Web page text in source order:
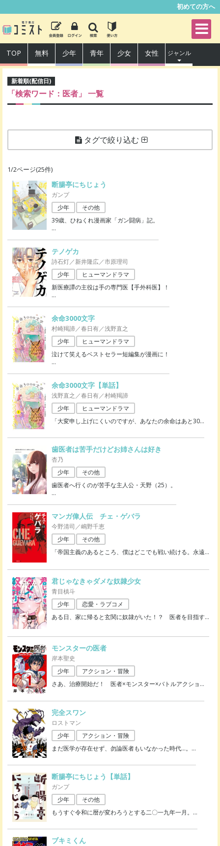
初めての方へ
TOP 無料 少年 青年 少女 女性 ジャンル
新着順(配信日)
「検索ワード：医者」 一覧
タグで絞り込む
1/2ページ(25件)
断腸亭にちじょう
ガンプ
少年
その他
39歳、ひねくれ漫画家「ガン闘病」記。
…
テノゲカ
詩石灯／新井隆広／市原理司
少年
ヒューマンドラマ
新医療譚の主役は手の専門医【手外科医】！
…
余命3000文字
村崎羯諦／春日有／浅野直之
少年
ヒューマンドラマ
泣けて笑えるベストセラー短編集が漫画に！
…
余命3000文字【単話】
浅野直之／春日有／村崎羯諦
少年
ヒューマンドラマ
「大変申し上げにくいのですが、あなたの余命はあと30…
歯医者は苦手だけどお姉さんは好き
杏乃
少年
その他
歯医者へ行くのが苦手な主人公・天野（25）。
…
マンガ偉人伝 チェ・ゲバラ
今野清司／嶋野千恵
少年
その他
「帝国主義のあるところ、僕はどこでも戦い続ける。永遠…
君じゃなきゃダメな奴隷少女
青目槙斗
少年
恋愛・ラブコメ
ある日、家に帰ると玄関に奴隷がいた！？ 医者を目指す…
モンスターの医者
岸本聖史
少年
アクション・冒険
さあ、治療開始だ！ 医者×モンスター×バトルアクショ…
完全スワン
ロストマン
少年
アクション・冒険
まだ医学が存在せず、勿論医者もいなかった時代…。 …
断腸亭にちじょう【単話】
ガンプ
少年
その他
もうすぐ令和に暦が変わろうとする二〇一九年一月。 …
ブキミくん